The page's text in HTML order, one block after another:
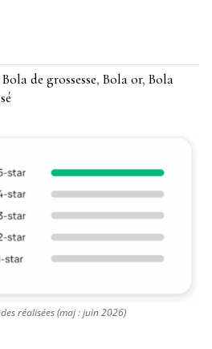
Bola de grossesse, Bola or, Bola
réalisées (maj : juin 2026)